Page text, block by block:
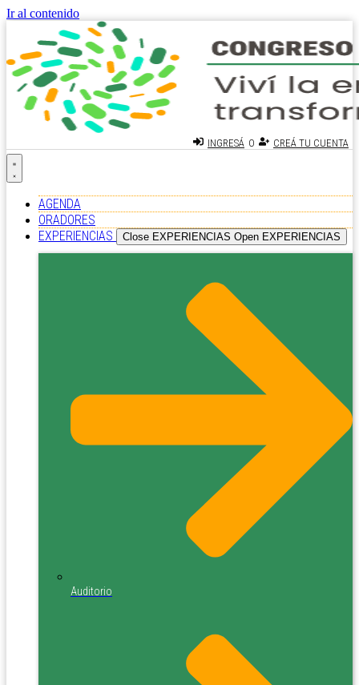
Ir al contenido
INGRESÁ O CREÁ TU CUENTA
AGENDA
ORADORES
EXPERIENCIAS
Close EXPERIENCIAS Open EXPERIENCIAS
Auditorio